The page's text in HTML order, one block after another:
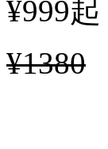
¥999起
¥1380